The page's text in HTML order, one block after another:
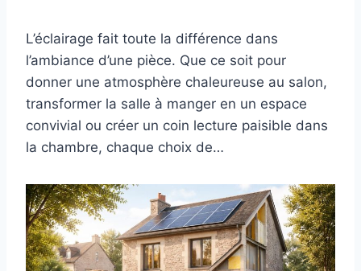
L’éclairage fait toute la différence dans
l’ambiance d’une pièce. Que ce soit pour
donner une atmosphère chaleureuse au salon,
transformer la salle à manger en un espace
convivial ou créer un coin lecture paisible dans
la chambre, chaque choix de…